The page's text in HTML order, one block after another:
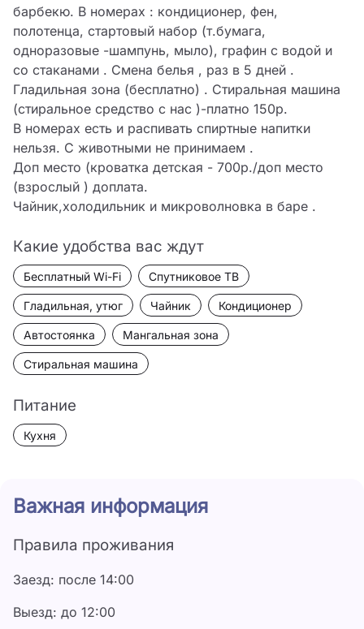
барбекю. В номерах : кондиционер, фен,
полотенца, стартовый набор (т.бумага,
одноразовые -шампунь, мыло), графин с водой и
со стаканами . Смена белья , раз в 5 дней .
Гладильная зона (бесплатно) . Стиральная машина
(стиральное средство с нас )-платно 150р.
В номерах есть и распивать спиртные напитки
нельзя. С животными не принимаем .
Доп место (кроватка детская - 700р./доп место
(взрослый ) доплата.
Чайник,холодильник и микроволновка в баре .
Какие удобства вас ждут
Бесплатный Wi-Fi Спутниковое ТВ
Гладильная, утюг Чайник Кондиционер
Автостоянка Мангальная зона
Стиральная машина
Питание
Кухня
Важная информация
Правила проживания
Заезд: после 14:00
Выезд: до 12:00